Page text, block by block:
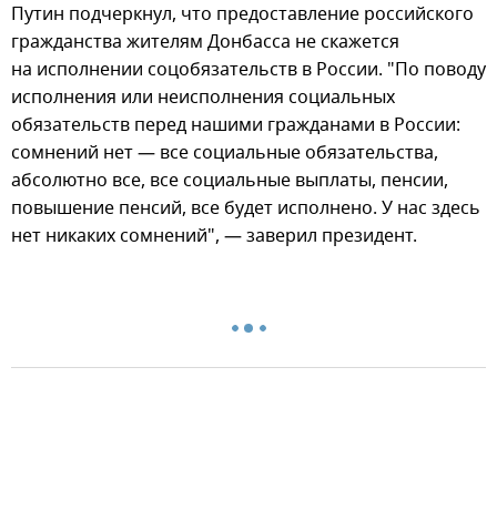
Путин подчеркнул, что предоставление российского
гражданства жителям Донбасса не скажется
на исполнении соцобязательств в России. "По поводу
исполнения или неисполнения социальных
обязательств перед нашими гражданами в России:
сомнений нет — все социальные обязательства,
абсолютно все, все социальные выплаты, пенсии,
повышение пенсий, все будет исполнено. У нас здесь
нет никаких сомнений", — заверил президент.